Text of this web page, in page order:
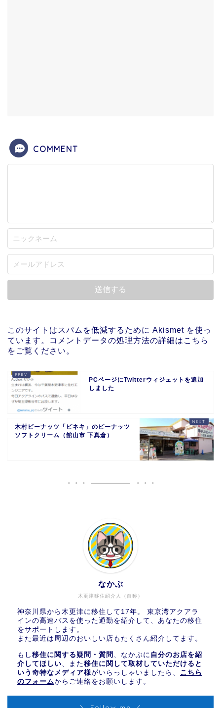
COMMENT
このサイトはスパムを低減するために Akismet を使っ
ています。
コメントデータの処理方法の詳細はこちら
をご覧ください 。
PCページにTwitterウィジェットを追加
しました
木村ピーナッツ「ピネキ」のピーナッツ
ソフトクリーム（館山市 下真倉）
木更津移住紹介人（自称）
なかぶ
神奈川県から木更津に移住して17年。 東京湾アクアラ
インの高速バスを使った通勤を紹介して、あなたの移住
をサポートします。
また最近は周辺のおいしい店もたくさん紹介してます。
もし 移住に関する疑問・質問 、なかぶに 自分のお店を紹
介してほしい、また移住に関して取材していただけると
いう奇特なメディア様がいらっしゃいましたら、 こちら
のフォームからご連絡をお願いします。